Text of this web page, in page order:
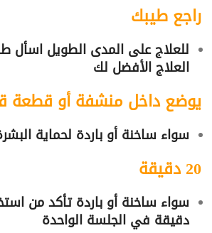
راجع طيبك
للعلاج على المدى الطويل اسأل
العلاج الأفضل لك
يوضع داخل منشفة أو قطعة
سواء ساخنة أو باردة لحماية
20 دقيقة
دقيقة في الجلسة الواحدة